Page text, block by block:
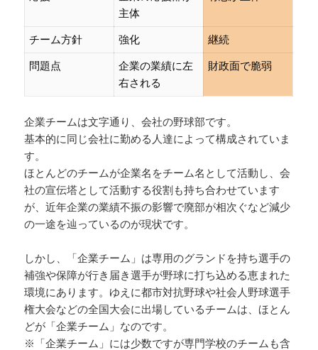
主体
チーム方針 強化 継続
問題点
企業の業績に左
右される
財政面で脆弱
企業チームは文字通り、会社の野球部です。
基本的に同じ会社に勤める人達によって構成されていま
す。
ほとんどのチームが企業名をチーム名として活動し、会
社の宣伝塔として活動する役割も持ち合わせています
が、近年企業の業績不振の影響で廃部が相次ぐなど減少
の一途を辿っているのが現状です。
しかし、「企業チーム」は専用のグランドを持ち選手の
補強や保障が行き届き選手が野球に打ち込める恵まれた
環境にあります。ゆえに都市対抗野球や社会人野球選手
権大会などの全国大会に出場しているチームは、ほとん
どが「企業チーム」なのです。
※「企業チーム」には少数ですが専門学校のチームも含